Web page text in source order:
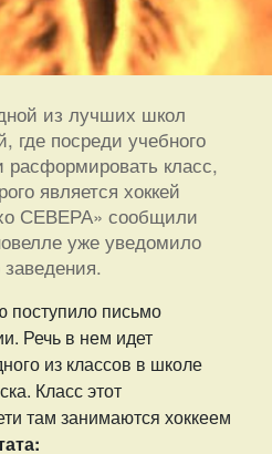
из лучших школ
где посреди учебного
расформировать класс,
является хоккей
СЕВЕРА» сообщили
уже уведомило
заведения.
поступило письмо
Речь в нем идет
из классов в школе
Класс этот
там занимаются хоккеем